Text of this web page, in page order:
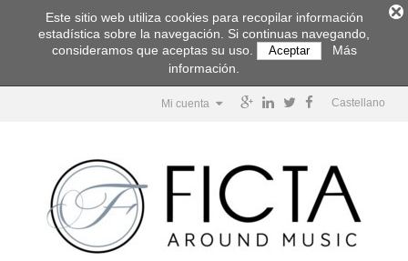
Castellano
Mi cuenta
Este sitio web utiliza cookies para recopilar información
estadística sobre la navegación. Si continuas navegando,
consideramos que aceptas su uso.
Aceptar
Más
información.